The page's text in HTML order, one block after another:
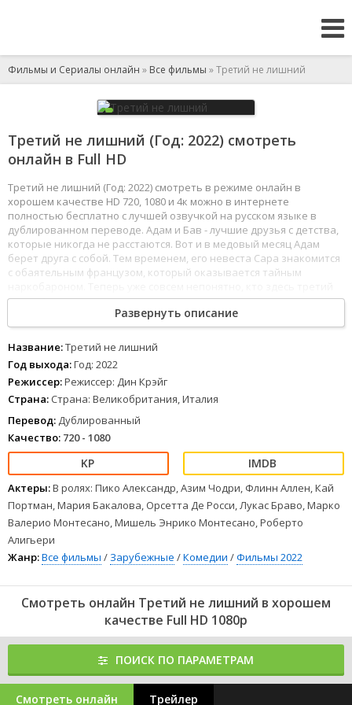
Фильмы и Сериалы онлайн » Все фильмы » Третий не лишний
Третий не лишний (Год: 2022) смотреть
онлайн в Full HD
Третий не лишний (Год: 2022) смотреть в режиме онлайн в
хорошем качестве HD 720, 1080 и 4к можно в интернете
полностью бесплатно с лучшей озвучкой на русском языке в
дублированном переводе. Адам и Бав - лучшие друзья с детства,
которые никогда не расстаются. Вот и в медовый месяц Адам
берет друга с собой. Тем временем, его невеста Сара знакомится
с обаятельным французом, который оказывается тайным
лишний.
Развернуть описание
Название:Третий не лишний
Год выхода:Год: 2022
Режиссер:Режиссер: Дин Крэйг
Страна: Страна: Великобритания, Италия
Перевод: Дублированный
Качество: 720 - 1080
Актеры:В ролях: Пико Александр, Азим Чодри, Флинн Аллен, Кай
Портман, Мария Бакалова, Орсетта Де Росси, Лукас Браво, Марко
Валерио Монтесано, Мишель Энрико Монтесано, Роберто
Алигьери
Жанр:Все фильмы / Зарубежные /Комедии /Фильмы 2022
Смотреть онлайн Третий не лишний в хорошем
качестве Full HD 1080p
ПОИСК ПО ПАРАМЕТРАМ
Смотреть онлайн Трейлер